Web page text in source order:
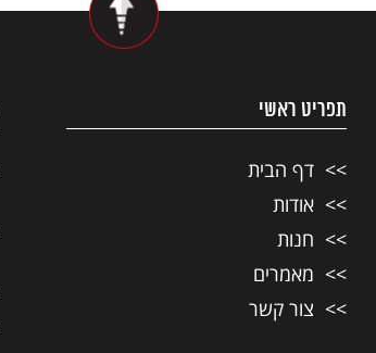
תפריט ראשי
דף הבית
אודות
חנות
מאמרים
צור קשר